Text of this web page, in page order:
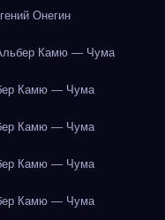
Онегин
Камю — Чума
Камю — Чума
Камю — Чума
Камю — Чума
Камю — Чума